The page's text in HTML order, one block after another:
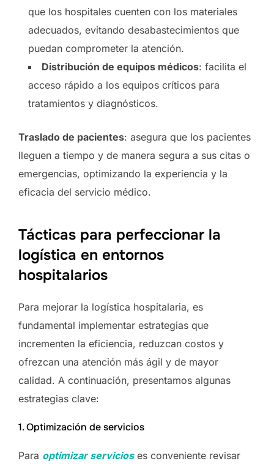
que los hospitales cuenten con los materiales
adecuados, evitando desabastecimientos que
puedan comprometer la atención.
Distribución de equipos médicos: facilita el
acceso rápido a los equipos críticos para
tratamientos y diagnósticos.
Traslado de pacientes: asegura que los pacientes
lleguen a tiempo y de manera segura a sus citas o
emergencias, optimizando la experiencia y la
eficacia del servicio médico.
Tácticas para perfeccionar la
logística en entornos
hospitalarios
Para mejorar la logística hospitalaria, es
fundamental implementar estrategias que
incrementen la eficiencia, reduzcan costos y
ofrezcan una atención más ágil y de mayor
calidad. A continuación, presentamos algunas
estrategias clave:
1. Optimización de servicios
Para optimizar servicioses conveniente revisar